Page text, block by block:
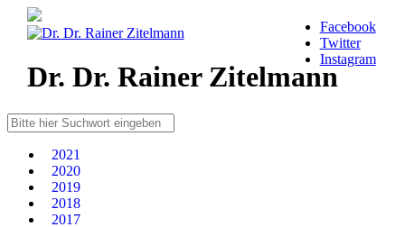
Dr. Dr. Rainer Zitelmann
Facebook
Twitter
Instagram
2021
2020
2019
2018
2017